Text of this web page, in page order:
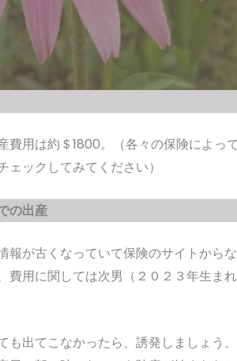
費用は約＄1800。（各々の保険によっ
ックしてみてください）
の出産
報が古くなっていて保険のサイトからな
費用に関しては次男（２０２３年生まれ
も出てこなかったら、誘発しましょう